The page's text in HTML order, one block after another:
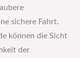
sichere Fahrt.
können die Sicht
der